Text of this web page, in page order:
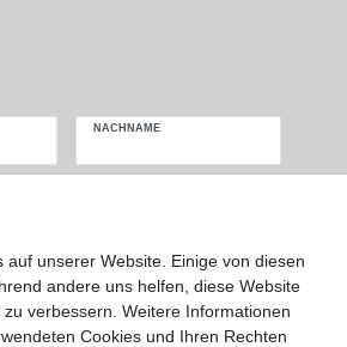
NACHNAME
ich, dass ich dieDaten­
gelesen habe. Meine
ich jederzeit widerrufen.**
auf unserer Website. Einige von diesen
andere uns helfen, diese Website
verbessern. Weitere Informationen
Cookies und Ihren Rechten